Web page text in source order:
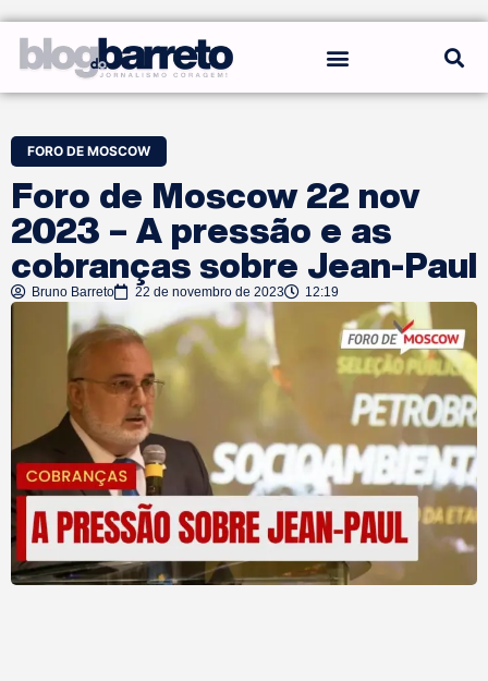
FORO DE MOSCOW
Foro de Moscow 22 nov
2023 – A pressão e as
cobranças sobre Jean-Paul
Bruno Barreto 22 de novembro de 2023 12:19